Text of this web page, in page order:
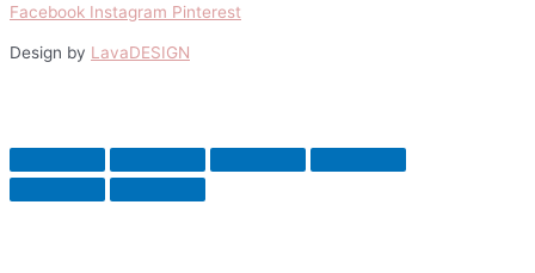
Facebook Instagram Pinterest
Design by LavaDESIGN